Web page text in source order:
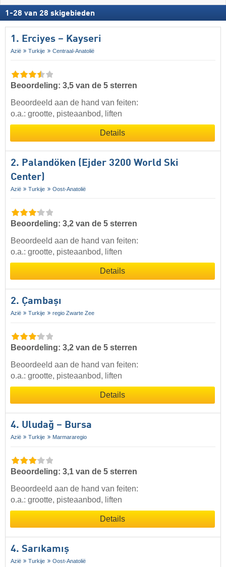
1 -28 van 28 skigebieden
1. Erciyes – Kayseri
Azië Turkije Centraal-Anatolië
Beoordeling: 3,5 van de 5 sterren
Beoordeeld aan de hand van feiten:
o.a.: grootte, pisteaanbod, liften
Details
2. Palandöken (Ejder 3200 World Ski
Center)
Azië Turkije Oost-Anatolië
Beoordeling: 3,2 van de 5 sterren
Beoordeeld aan de hand van feiten:
o.a.: grootte, pisteaanbod, liften
Details
2. Çambaşı
Azië Turkije regio Zwarte Zee
Beoordeling: 3,2 van de 5 sterren
Beoordeeld aan de hand van feiten:
o.a.: grootte, pisteaanbod, liften
Details
4. Uludağ – Bursa
Azië Turkije Marmararegio
Beoordeling: 3,1 van de 5 sterren
Beoordeeld aan de hand van feiten:
o.a.: grootte, pisteaanbod, liften
Details
4. Sarıkamış
Azië Turkije Oost-Anatolië